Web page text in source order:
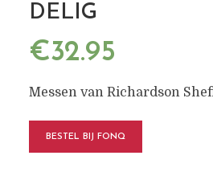
DELIG
€32.95
Messen van Richardson
BESTEL BIJ FONQ